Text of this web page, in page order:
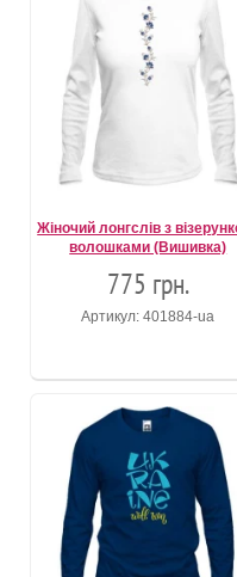
Жіночий лонгслів з
волошками (Вишивка)
775 грн.
Артикул: 401884-ua